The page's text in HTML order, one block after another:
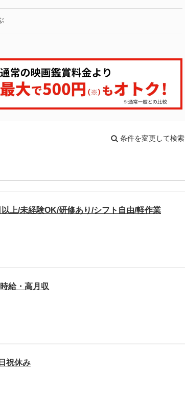
条件を変更して検索
上/未経験OK/研修あり/シフト自由/軽作業
給・高月収
祝休み